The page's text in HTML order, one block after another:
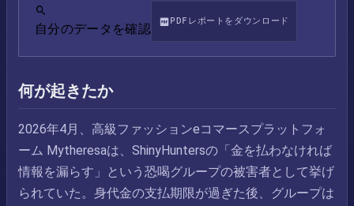
自分のデータを確認
PDFレポートをダウンロード
何が起きたか
2026年4月、高級ファッションeコマースプラットフォ
ーム Mytheresaは、ShinyHuntersの「金を払わなければ
情報を漏らす」という恐喝グループの被害者として挙げ
られていた。身代金の支払期限が過ぎた後、グループは